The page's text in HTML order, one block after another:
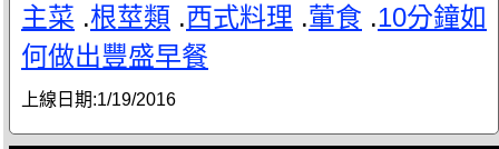
主菜 .根莖類 .西式料理 .葷食 .10分鐘如
何做出豐盛早餐
上線日期:1/19/2016